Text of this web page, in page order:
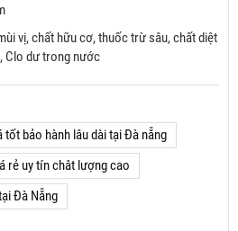
vị, chất hữu cơ, thuốc trừ sâu, chất diệt
Clo dư trong nước
bảo hành lâu dài tại Đà nẵng
rẻ uy tín chât lượng cao
Đà Nẵng